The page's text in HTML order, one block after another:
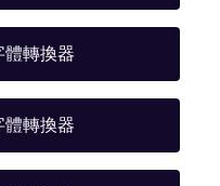
體轉換器
體轉換器